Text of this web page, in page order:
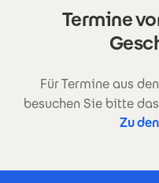
Termine
Für Termine aus
besuchen Sie bitte
Zu